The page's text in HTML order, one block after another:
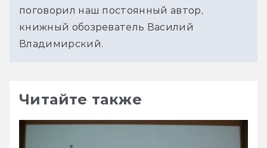
поговорил наш постоянный автор,
книжный обозреватель Василий
Владимирский.
Читайте также